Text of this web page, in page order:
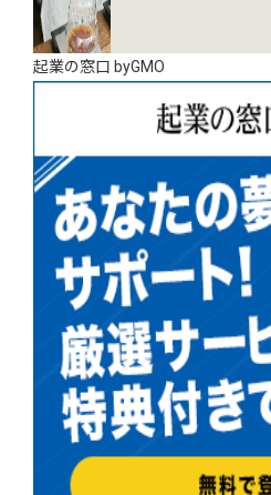
起業の窓口 byGMO